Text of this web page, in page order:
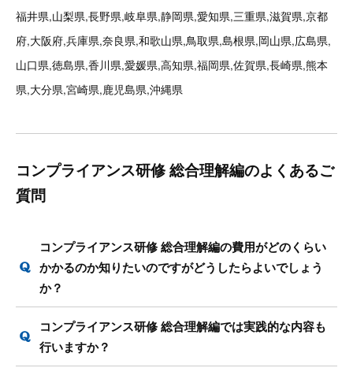
福井県,山梨県,長野県,岐阜県,静岡県,愛知県,三重県,滋賀県,京都
府,大阪府,兵庫県,奈良県,和歌山県,鳥取県,島根県,岡山県,広島県,
山口県,徳島県,香川県,愛媛県,高知県,福岡県,佐賀県,長崎県,熊本
県,大分県,宮崎県,鹿児島県,沖縄県
コンプライアンス研修 総合理解編のよくあるご
質問
コンプライアンス研修 総合理解編の費用がどのくらい
かかるのか知りたいのですがどうしたらよいでしょう
か？
コンプライアンス研修 総合理解編では実践的な内容も
行いますか？